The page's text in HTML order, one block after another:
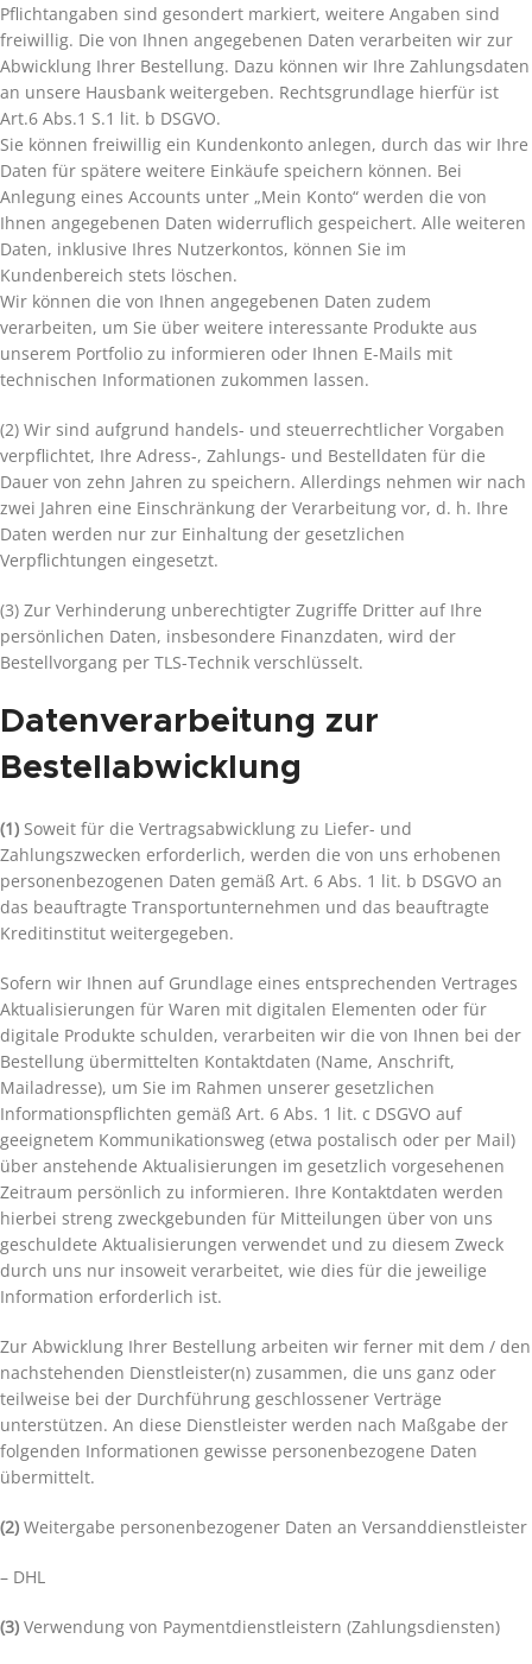
Pflichtangaben sind gesondert markiert, weitere Angaben sind
freiwillig. Die von Ihnen angegebenen Daten verarbeiten wir zur
Abwicklung Ihrer Bestellung. Dazu können wir Ihre Zahlungsdaten
an unsere Hausbank weitergeben. Rechtsgrundlage hierfür ist
Art.6 Abs.1 S.1 lit. b DSGVO.
Sie können freiwillig ein Kundenkonto anlegen, durch das wir Ihre
Daten für spätere weitere Einkäufe speichern können. Bei
Anlegung eines Accounts unter „Mein Konto“ werden die von
Ihnen angegebenen Daten widerruflich gespeichert. Alle weiteren
Daten, inklusive Ihres Nutzerkontos, können Sie im
Kundenbereich stets löschen.
Wir können die von Ihnen angegebenen Daten zudem
verarbeiten, um Sie über weitere interessante Produkte aus
unserem Portfolio zu informieren oder Ihnen E-Mails mit
technischen Informationen zukommen lassen.
(2) Wir sind aufgrund handels- und steuerrechtlicher Vorgaben
verpflichtet, Ihre Adress-, Zahlungs- und Bestelldaten für die
Dauer von zehn Jahren zu speichern. Allerdings nehmen wir nach
zwei Jahren eine Einschränkung der Verarbeitung vor, d. h. Ihre
Daten werden nur zur Einhaltung der gesetzlichen
Verpflichtungen eingesetzt.
(3) Zur Verhinderung unberechtigter Zugriffe Dritter auf Ihre
persönlichen Daten, insbesondere Finanzdaten, wird der
Bestellvorgang per TLS-Technik verschlüsselt.
Datenverarbeitung zur
Bestellabwicklung
(1) Soweit für die Vertragsabwicklung zu Liefer- und
Zahlungszwecken erforderlich, werden die von uns erhobenen
personenbezogenen Daten gemäß Art. 6 Abs. 1 lit. b DSGVO an
das beauftragte Transportunternehmen und das beauftragte
Kreditinstitut weitergegeben.
Sofern wir Ihnen auf Grundlage eines entsprechenden Vertrages
Aktualisierungen für Waren mit digitalen Elementen oder für
digitale Produkte schulden, verarbeiten wir die von Ihnen bei der
Bestellung übermittelten Kontaktdaten (Name, Anschrift,
Mailadresse), um Sie im Rahmen unserer gesetzlichen
Informationspflichten gemäß Art. 6 Abs. 1 lit. c DSGVO auf
geeignetem Kommunikationsweg (etwa postalisch oder per Mail)
über anstehende Aktualisierungen im gesetzlich vorgesehenen
Zeitraum persönlich zu informieren. Ihre Kontaktdaten werden
hierbei streng zweckgebunden für Mitteilungen über von uns
geschuldete Aktualisierungen verwendet und zu diesem Zweck
durch uns nur insoweit verarbeitet, wie dies für die jeweilige
Information erforderlich ist.
Zur Abwicklung Ihrer Bestellung arbeiten wir ferner mit dem / den
nachstehenden Dienstleister(n) zusammen, die uns ganz oder
teilweise bei der Durchführung geschlossener Verträge
unterstützen. An diese Dienstleister werden nach Maßgabe der
folgenden Informationen gewisse personenbezogene Daten
übermittelt.
(2) Weitergabe personenbezogener Daten an Versanddienstleister
– DHL
(3) Verwendung von Paymentdienstleistern (Zahlungsdiensten)